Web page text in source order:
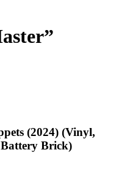
(2024) (Vinyl,
Brick)